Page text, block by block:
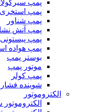
پمپ
پمپ استخری
پمپ شناور
پمپ آتش
پمپ پیستونی
پمپ هواده
بوستر پمپ
موتور پمپ
پمپ کولر
شوینده
الکتروموتور
الکتروموتور